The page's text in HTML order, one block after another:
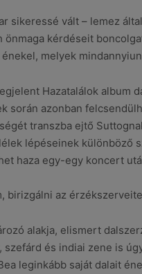
sikeressé vált – lemez
kérdéseit
melyek
Hazatalálok album
során azonban
transzba ejtő
lépéseinek különböző
haza egy-egy koncert
birizgálni az
alakja, elismert
és indiai zene is
leginkább saját dalait